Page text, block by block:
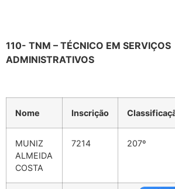
110- TNM – TÉCNICO EM SERVIÇOS
ADMINISTRATIVOS
Nome Inscrição
MUNIZ
ALMEIDA
COSTA
7214 207º